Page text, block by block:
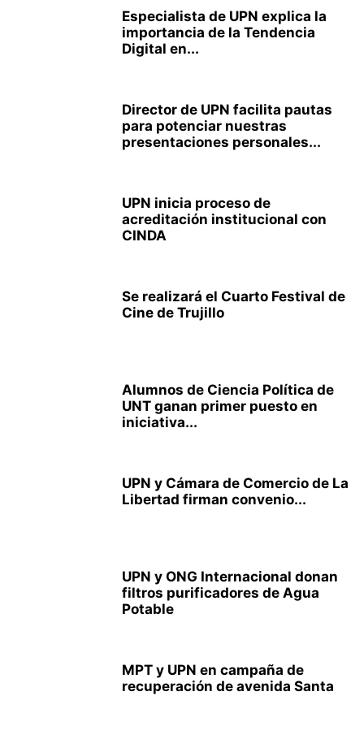
Especialista de UPN explica la
importancia de la Tendencia
Digital en...
Director de UPN facilita pautas
para potenciar nuestras
presentaciones personales...
UPN inicia proceso de
acreditación institucional con
CINDA
Se realizará el Cuarto Festival de
Cine de Trujillo
Alumnos de Ciencia Política de
UNT ganan primer puesto en
iniciativa...
UPN y Cámara de Comercio de La
Libertad firman convenio...
UPN y ONG Internacional donan
filtros purificadores de Agua
Potable
MPT y UPN en campaña de
recuperación de avenida Santa